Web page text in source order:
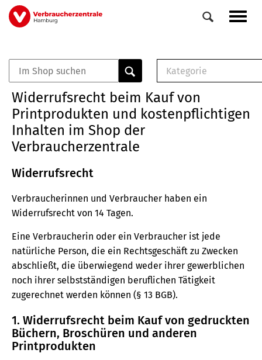
Direkt
zum
Veranstaltungen
0
Elemente
Kategorie
Musterbrief (RTF)
E-Broschüre
Widerrufsrecht beim Kauf von
Printprodukten und kostenpflichtigen
Inhalten im Shop der
Verbraucherzentrale
Widerrufsrecht
Verbraucherinnen und Verbraucher haben ein
Widerrufsrecht von 14 Tagen.
Eine Verbraucherin oder ein Verbraucher ist jede
natürliche Person, die ein Rechtsgeschäft zu Zwecken
abschließt, die überwiegend weder ihrer gewerblichen
noch ihrer selbstständigen beruflichen Tätigkeit
zugerechnet werden können (§ 13 BGB).
1. Widerrufsrecht beim Kauf von gedruckten
Büchern, Broschüren und anderen
Printprodukten